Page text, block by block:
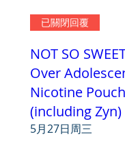
已關閉回覆
NOT SO
Over
Nicotine
(including Zyn)
5月27日周三